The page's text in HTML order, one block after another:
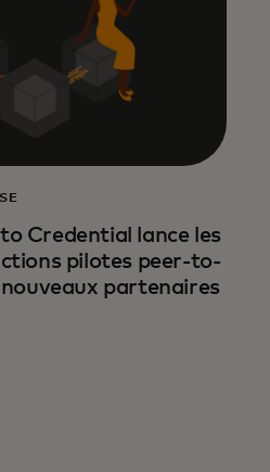
Credential lance les
pilotes peer-to-
partenaires